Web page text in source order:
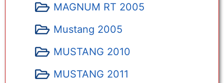
MAGNUM RT 2005
Mustang 2005
MUSTANG 2010
MUSTANG 2011